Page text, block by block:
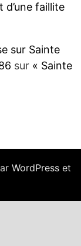
faillite
sur Sainte
sur « Sainte
WordPresset